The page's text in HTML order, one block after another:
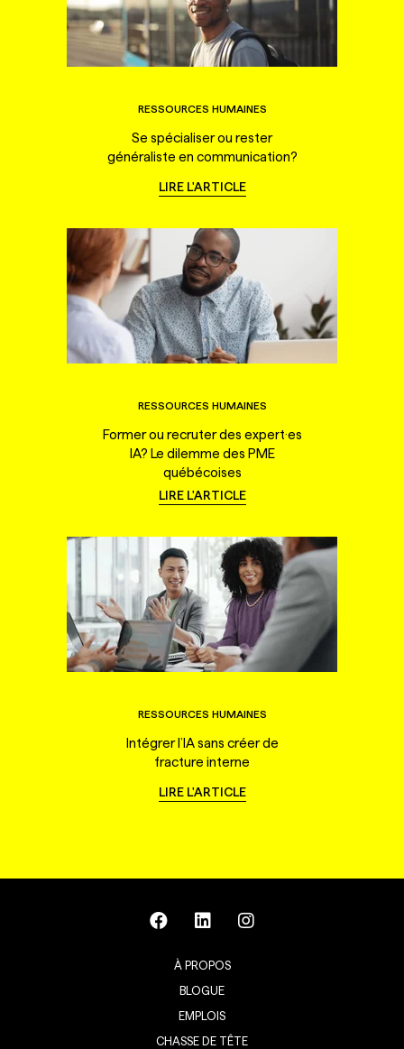
RESSOURCES HUMAINES
Se spécialiser ou rester
généraliste en communication?
LIRE L'ARTICLE
RESSOURCES HUMAINES
Former ou recruter des expert·es
IA? Le dilemme des PME
québécoises
LIRE L'ARTICLE
RESSOURCES HUMAINES
Intégrer l’IA sans créer de
fracture interne
LIRE L'ARTICLE
À PROPOS
BLOGUE
EMPLOIS
CHASSE DE TÊTE